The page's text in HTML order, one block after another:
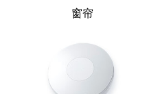
窗帘